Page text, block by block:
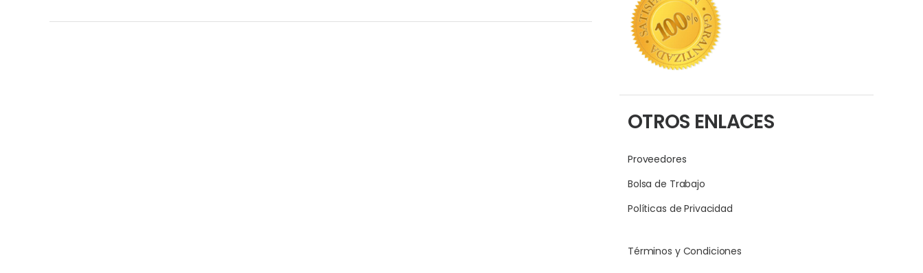
OTROS ENLACES
Proveedores
Bolsa de Trabajo
Políticas de Privacidad
Términos y Condiciones